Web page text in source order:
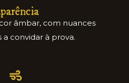
âmbar, com nuances
a convidar à prova.